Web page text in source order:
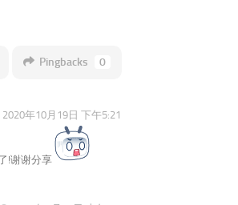
Pingbacks 0
2020年10月19日 下午5:21
!谢谢分享